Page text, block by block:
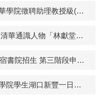
【徵才】國立清華大學清華學院徵聘助理教授級(含)以上專任實務教師1名[拳擊術科專長]
【通識教育中心】113(上)清華通識人物「林獻堂」系列演講
【清華書院】2024清華住宿書院招生 第三階段申請 ８/05 (一) 中午12點～8/16 (五) 下午04點
【清華學院學士班】清華學院學生湖口新豐一日遊：探索新竹自然與人文的魅力